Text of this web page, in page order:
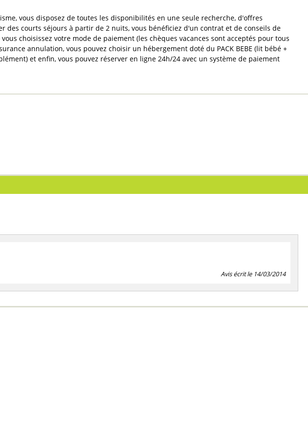
vous disposez de toutes les disponibilités en une seule recherche, d'offres
des courts séjours à partir de 2 nuits, vous bénéficiez d'un contrat et de conseils de
choisissez votre mode de paiement (les chèques vacances sont acceptés pour tous
annulation, vous pouvez choisir un hébergement doté du PACK BEBE (lit bébé +
et enfin, vous pouvez réserver en ligne 24h/24 avec un système de paiement
Avis écrit le 14/03/2014